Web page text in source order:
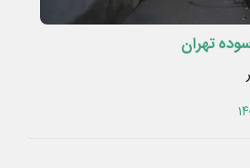
تهران